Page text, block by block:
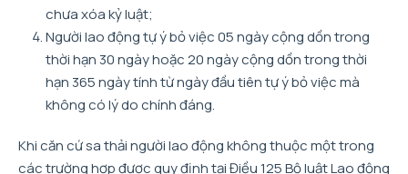
chưa xóa kỷ luật;
Người lao động tự ý bỏ việc 05 ngày cộng dồn trong
thời hạn 30 ngày hoặc 20 ngày cộng dồn trong thời
hạn 365 ngày tính từ ngày đầu tiên tự ý bỏ việc mà
không có lý do chính đáng.
Khi căn cứ sa thải người lao động không thuộc một trong
các trường hợp được quy định tại Điều 125 Bộ luật Lao động